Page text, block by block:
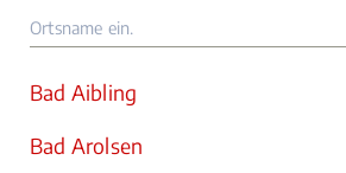
Ortsname ein.
Bad Aibling
Bad Arolsen